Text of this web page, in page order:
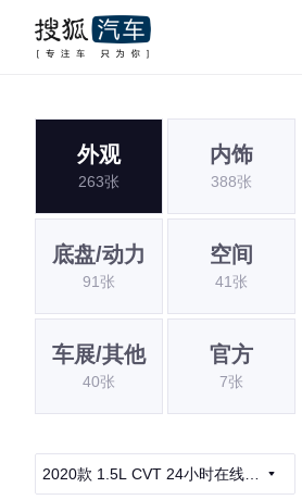
外观
263张
内饰
388张
底盘/动力
91张
空间
41张
车展/其他
40张
官方
7张
2020款 1.5L CVT 24小时在线精